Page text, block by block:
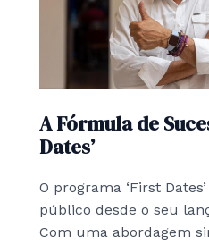
A Fórmula de
Dates’
O programa ‘First
público desde o seu
Com uma abordagem